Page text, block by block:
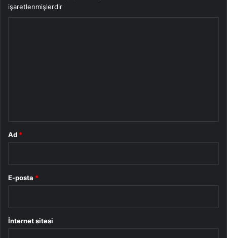
işaretlenmişlerdir
Ad *
E-posta *
İnternet sitesi